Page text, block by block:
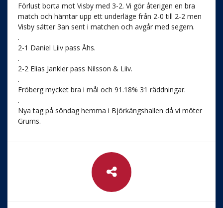
Förlust borta mot Visby med 3-2. Vi gör återigen en bra
match och hämtar upp ett underläge från 2-0 till 2-2 men
Visby sätter 3an sent i matchen och avgår med segern.
.
2-1 Daniel Liiv pass Åhs.
.
2-2 Elias Jankler pass Nilsson & Liiv.
.
Fröberg mycket bra i mål och 91.18% 31 räddningar.
.
Nya tag på söndag hemma i Björkängshallen då vi möter
Grums.